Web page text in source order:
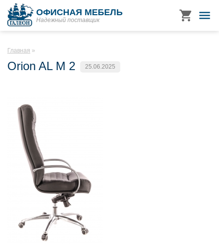
ОФИСНАЯ МЕБЕЛЬ
Надежный поставщик
Главная
Orion AL M 2 25.06.2025